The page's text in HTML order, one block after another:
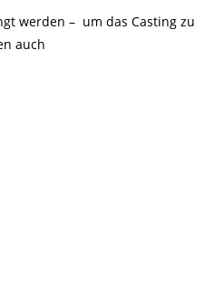
werden – um das Casting zu
auch